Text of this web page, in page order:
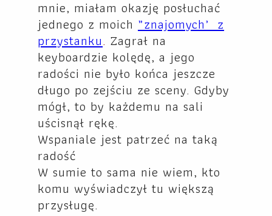
mnie, miałam okazję posłuchać
jednego z moich „znajomych’ z
przystanku. Zagrał na
keyboardzie kolędę, a jego
radości nie było końca jeszcze
długo po zejściu ze sceny. Gdyby
mógł, to by każdemu na sali
uścisnął rękę.
Wspaniale jest patrzeć na taką
radość
W sumie to sama nie wiem, kto
komu wyświadczył tu większą
przysługę.